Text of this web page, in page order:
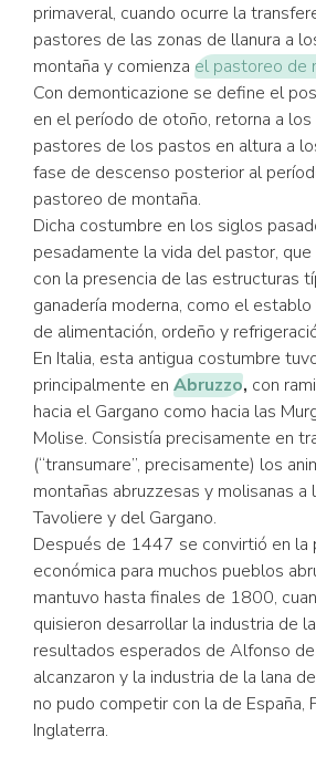
primaveral, cuando ocurre la
pastores de las zonas de llanura a
montaña y comienza el pastoreo de
Con demonticazione se define el
en el período de otoño, retorna a los
pastores de los pastos en altura a
fase de descenso posterior al
pastoreo de montaña.
Dicha costumbre en los siglos
pesadamente la vida del pastor,
con la presencia de las estructuras
ganadería moderna, como el
de alimentación, ordeño y
En Italia, esta antigua costumbre
principalmente en Abruzzo, con
hacia el Gargano como hacia las
Molise. Consistía precisamente en
(“transumare”, precisamente) los
montañas abruzzesas y molisanas
Tavoliere y del Gargano.
Después de 1447 se convirtió en la
económica para muchos pueblos
mantuvo hasta finales de 1800,
quisieron desarrollar la industria de
resultados esperados de Alfonso
alcanzaron y la industria de la lana
no pudo competir con la de España,
Inglaterra.